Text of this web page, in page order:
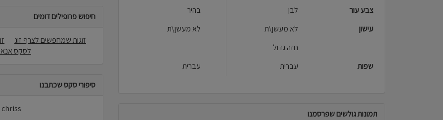
צבע עור
לבן
בהיר
עישון
לא מעשן\ת
לא מעשן\ת
חזה גדול
שפות
עברית עברית
תמונות גולשים שפרסמנו
חיפוש פרופילים דומים
זוגות שמחפשים לצרף זוג
לסקס
סיפורי סקס שכתבנו
chriss לא פרסמו סיפורי סקס באתר.